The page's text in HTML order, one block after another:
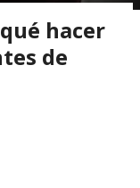
hacer
de